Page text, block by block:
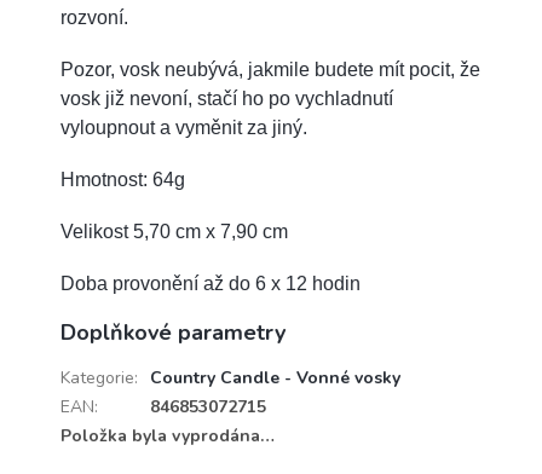
rozvoní.
Pozor, vosk neubývá, jakmile budete mít pocit, že
vosk již nevoní, stačí ho po vychladnutí
vyloupnout a vyměnit za jiný.
Hmotnost: 64g
Velikost 5,70 cm x 7,90 cm
Doba provonění až do 6 x 12 hodin
Doplňkové parametry
Kategorie:
Country Candle - Vonné vosky
EAN:
846853072715
Položka byla vyprodána…